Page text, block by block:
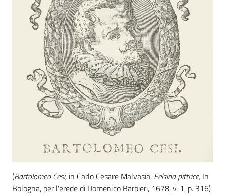
(Bartolomeo Cesi, in Carlo Cesare Malvasia, Felsina pittrice, In
Bologna, per l'erede di Domenico Barbieri, 1678, v. 1, p. 316)